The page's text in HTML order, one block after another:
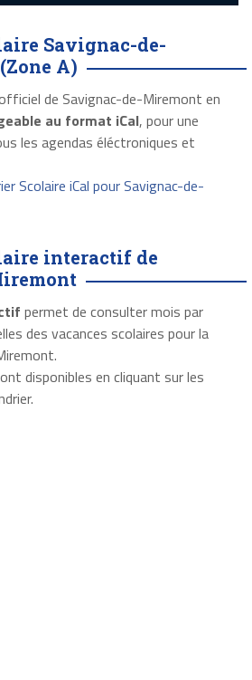
Savignac-de-
A)
de Savignac-de-Miremont en
au format iCal, pour une
les agendas éléctroniques et
Scolaire iCal pour Savignac-de-
interactif de
permet de consulter mois par
des vacances scolaires pour la
disponibles en cliquant sur les